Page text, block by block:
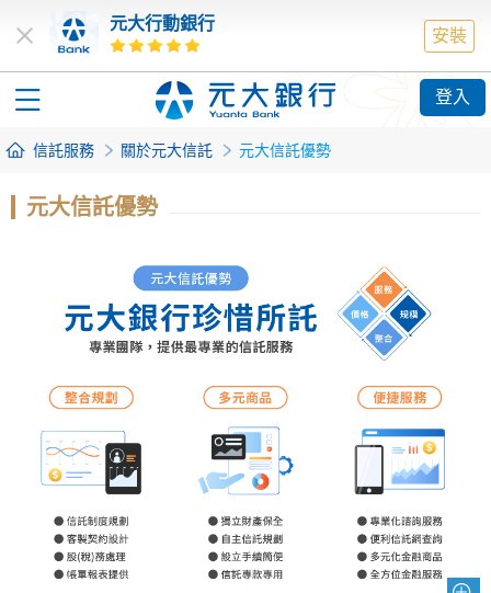
元大行動銀行
安裝
登入
信託服務 關於元大信託 元大信託優勢
元大信託優勢